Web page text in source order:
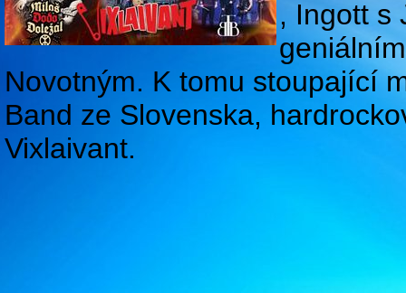
, Ingott s
Novotným. K tomu stoupající
Band ze Slovenska,
Vixlaivant.